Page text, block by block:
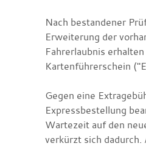
Nach bestandener
Erweiterung der
Fahrerlaubnis
Kartenführerschein
Gegen eine
Expressbestellung bea
Wartezeit auf den
verkürzt sich